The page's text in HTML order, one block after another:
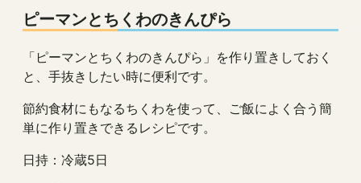
ピーマンとちくわのきんぴら
「ピーマンとちくわのきんぴら」を作り置きしておく
と、手抜きしたい時に便利です。
節約食材にもなるちくわを使って、ご飯によく合う簡
単に作り置きできるレシピです。
日持：冷蔵5日